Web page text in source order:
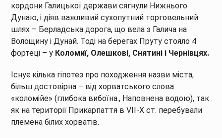
кордони Галицької держави сягнули Нижнього
Дунаю, і діяв важливий сухопутний торговельний
шлях – Берладська дорога, що вела з Галича на
Волощину і Дунай. Тоді на берегах Пруту стояло 4
фортеці – у Коломиї, Олешкові, Снятині і Чернівцях.
Існує кілька гіпотез про походження назви міста,
більш достовірна – від хорватського слова
«коломійе» (глибока вибоїна., Наповнена водою), так
як на території Прикарпаття в VII-Х ст. перебували
племена білих хорватів.